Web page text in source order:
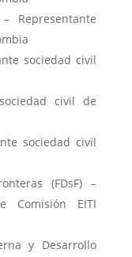
Representante
sociedad civil
civil de
sociedad civil
(FDsF) –
Comisión EITI
y Desarrollo